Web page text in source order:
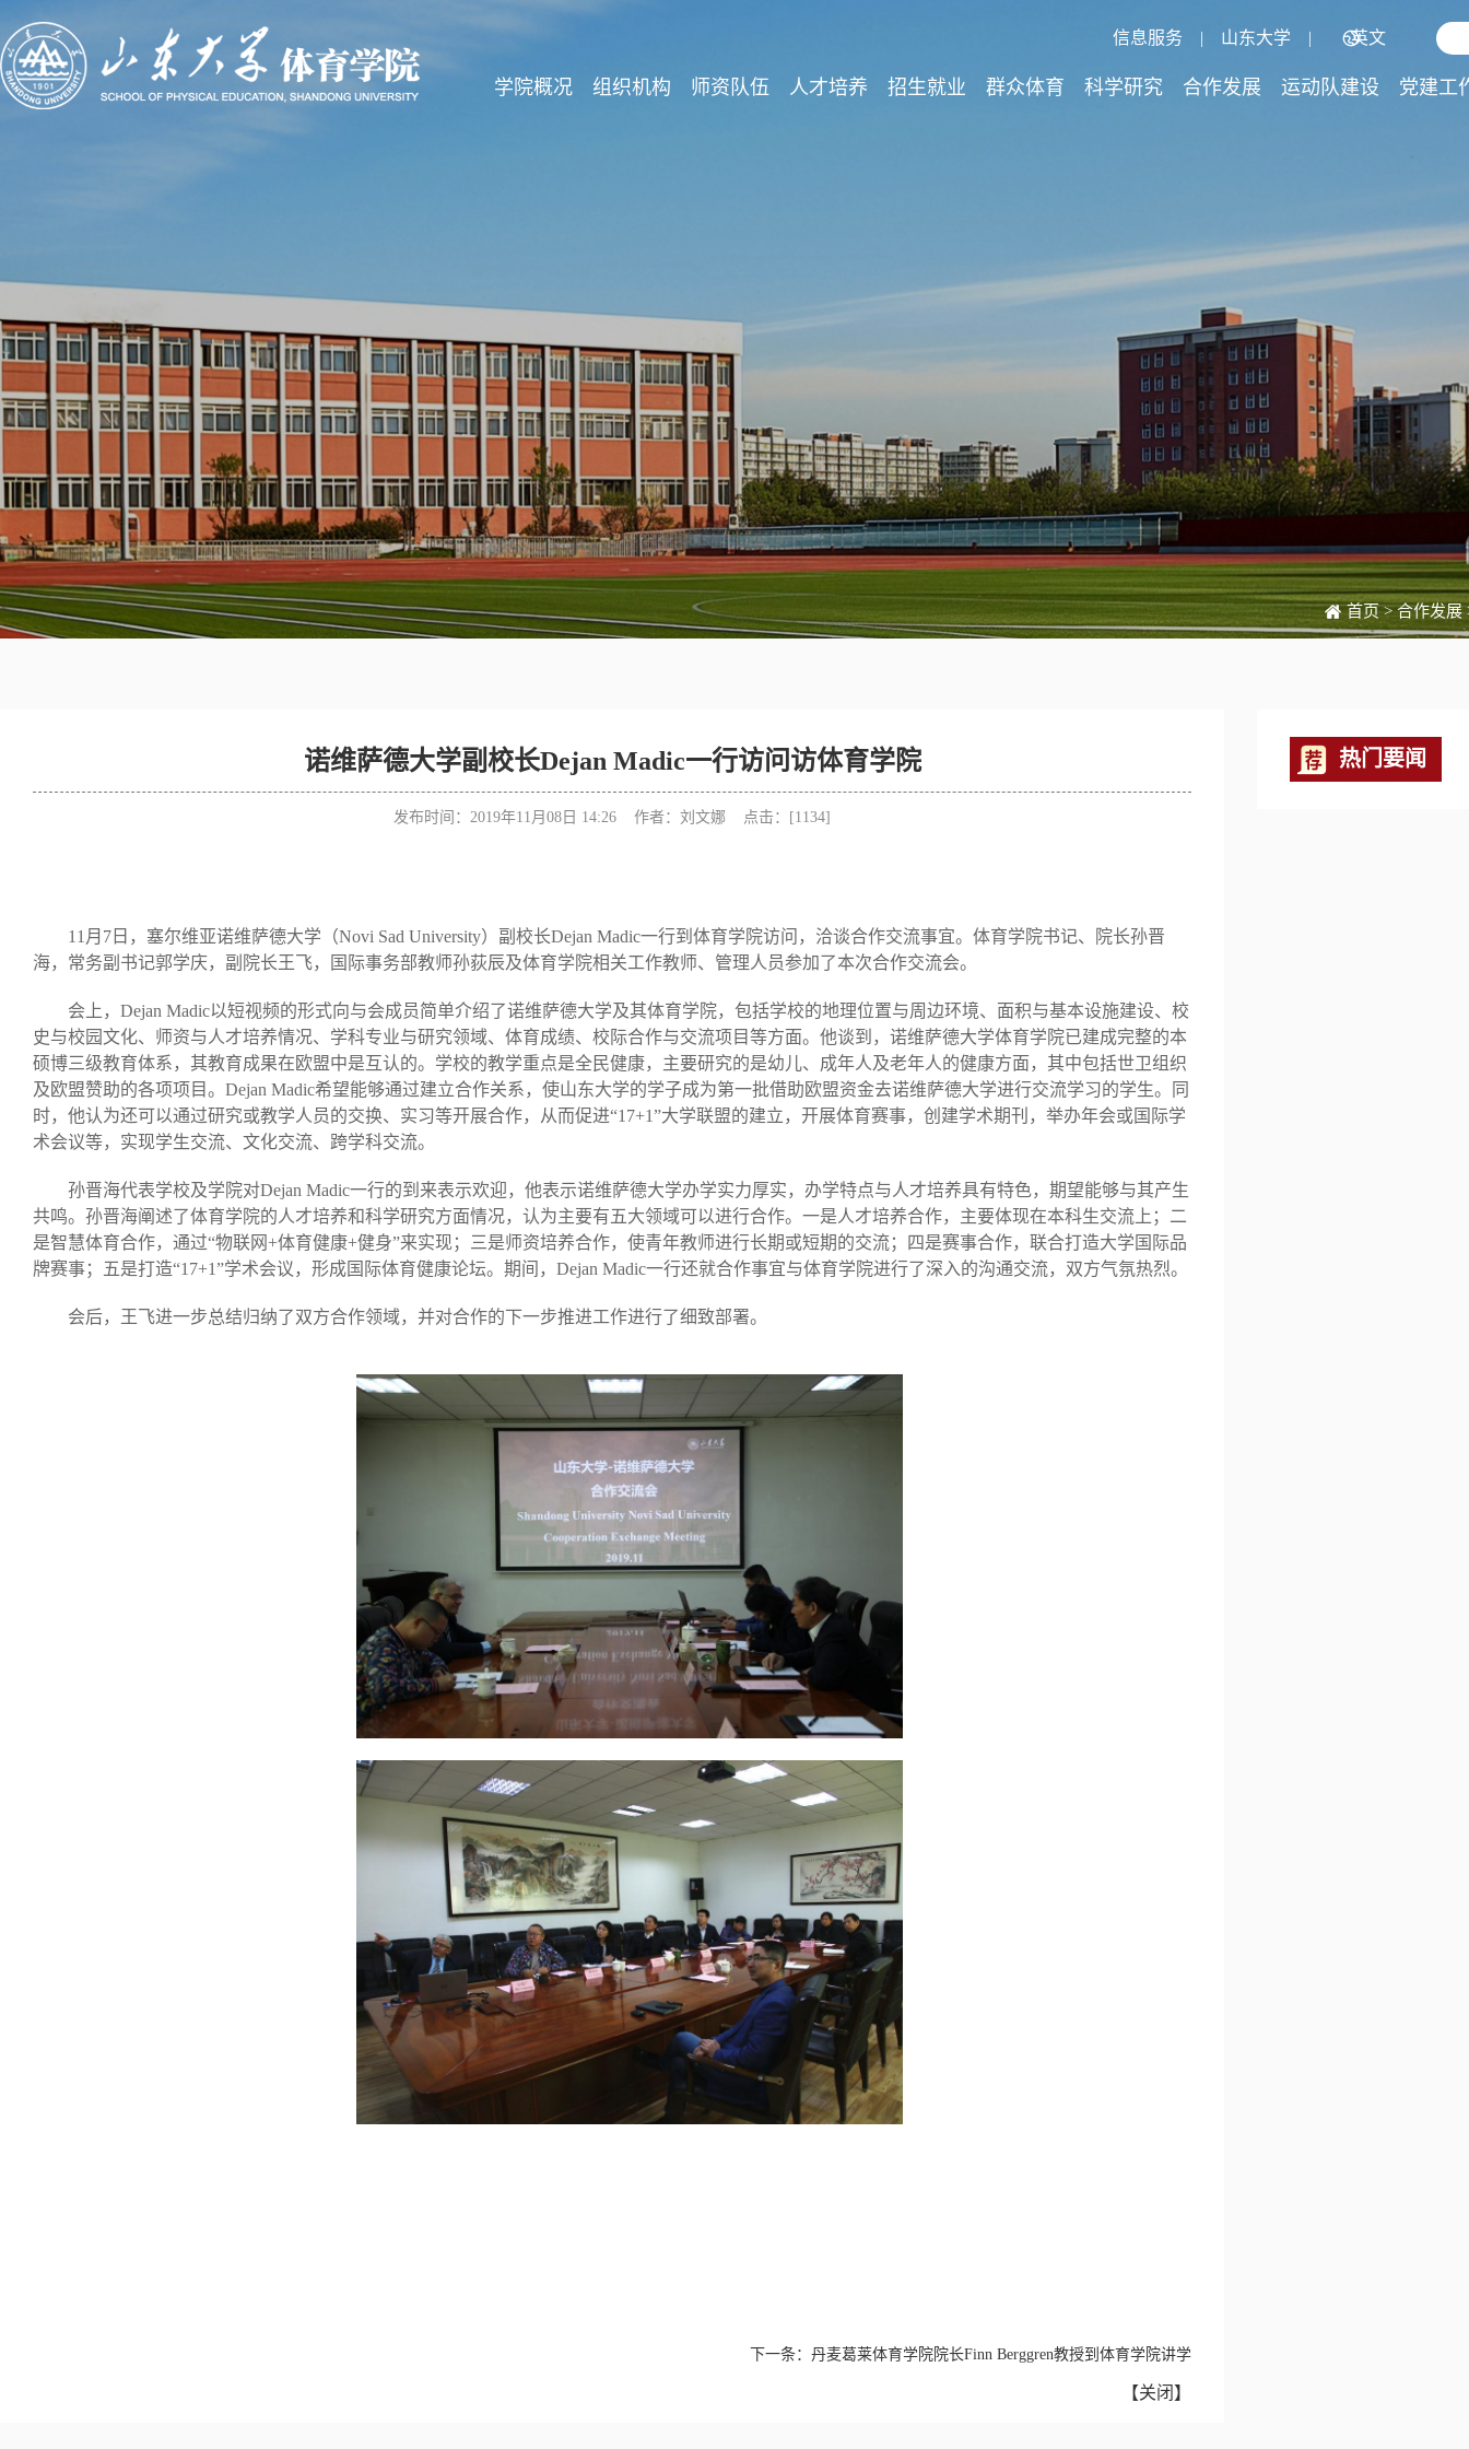
信息服务 | 山东大学 |英文
学院概况 组织机构 师资队伍 人才培养 招生就业 群众体育 科学研究 合作发展 运动队建设 党建工
首页>合作发展
诺维萨德大学副校长Dejan Madic一行访问访体育学院
发布时间：2019年11月08日 14:26 作者：刘文娜 点击：[1134]
1 1 月 7日，塞尔维亚诺维萨德大学（Novi Sad University）副校长Dejan Madic一行到体育学院访问，洽谈合作交流事宜。体育学院书记、院长孙晋
海，常务副书记郭学庆，副院长王飞，国际事务部教师孙荻辰及体育学院相关工作教师、管理人员参加了本次合作交流会。
会上， Dejan Madic以短视频的形式向与会成员简单介绍了诺维萨德大学及其体育学院，包括学校的地理位置与周边环境、面积与基本设施建设、校
史与校园文化、师资与人才培养情况、学科专业与研究领域、体育成绩、校际合作与交流项目等方面。他谈到，诺维萨德大学体育学院已建成完整的本
硕博三级教育体系，其教育成果在欧盟中是互认的。学校的教学重点是全民健康，主要研究的是幼儿、成年人及老年人的健康方面，其中包括世卫组织
及欧盟赞助的各项项目。 Dejan Madic希望能够通过建立合作关系，使山东大学的学子成为第一批借助欧盟资金去诺维萨德大学进行交流学习的学生。同
时，他认为还可以通过研究或教学人员的交换、实习等开展合作，从而促进“17+1”大学联盟的建立，开展体育赛事，创建学术期刊，举办年会或国际学
术会议等，实现学生交流、文化交流、跨学科交流。
孙晋海代表学校及学院对Dejan Madic一行的到来表示欢迎， 他表示诺维萨德大学办学实力厚实， 办学特点与人才培养具有特色， 期望能够与其产生
共鸣。 孙晋海阐述了体育学院的人才培养和科学研究方面情况，认为主要有五大领域可以进行合作。一是人才培养合作，主要体现在本科生交流 上；二
是智慧体育合作，通过“物联网+体育健康+健身”来实现；三是师资培养合作，使青年教师进行长期或短期的交流 ；四是赛事合作，联合打造大学国际品
牌赛事；五是打造“17+1”学术会议 ，形成国际体育健康论坛。期间， Dejan Madic一行还就合作事宜与体育学院进行了深入的沟通交流，双方气氛热烈。
会后，王飞进一步总结归纳了双方合作领域，并对合作的下一步推进工作进行了细致部署。
下一条： 丹麦葛莱体育学院院长Finn Berggren教授到体育学院讲学
【关闭 】
热门要闻